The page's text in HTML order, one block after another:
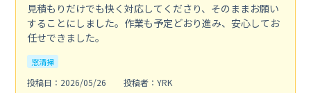
見積もりだけでも快く対応してくださり、そのままお願い
することにしました。作業も予定どおり進み、安心してお
任せできました。
窓清掃
投稿日：2026/05/26
投稿者：YRK